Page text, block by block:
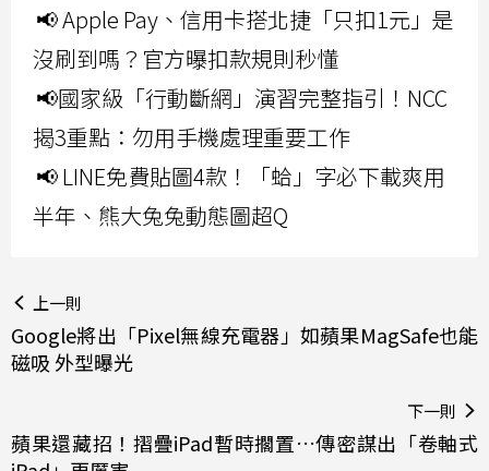
📢 Apple Pay、信用卡搭北捷「只扣1元」是
沒刷到嗎？官方曝扣款規則秒懂
📢國家級「行動斷網」演習完整指引！NCC
揭3重點：勿用手機處理重要工作
📢 LINE免費貼圖4款！「蛤」字必下載爽用
半年、熊大兔兔動態圖超Q
上一則
Google將出「Pixel無線充電器」如蘋果MagSafe也能
磁吸 外型曝光
下一則
蘋果還藏招！摺疊iPad暫時擱置…傳密謀出「卷軸式